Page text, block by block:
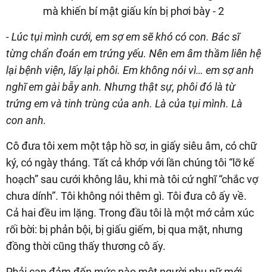
- Lúc tụi mình cưới, em sợ em sẽ khó có con. Bác sĩ
từng chẩn đoán em trứng yếu. Nên em âm thầm liên hệ
lại bệnh viện, lấy lại phôi. Em không nói vì… em sợ anh
nghĩ em gài bẫy anh. Nhưng thật sự, phôi đó là từ
trứng em và tinh trùng của anh. Là của tụi mình. Là
con anh.
Cô đưa tôi xem một tập hồ sơ, in giấy siêu âm, có chữ
ký, có ngày tháng. Tất cả khớp với lần chúng tôi “lỡ kế
hoạch” sau cưới không lâu, khi mà tôi cứ nghĩ “chắc vợ
chưa dính”. Tôi không nói thêm gì. Tôi đưa cô ấy về.
Cả hai đều im lặng. Trong đầu tôi là một mớ cảm xúc
rối bời: bị phản bội, bị giấu giếm, bị qua mặt, nhưng
đồng thời cũng thấy thương cô ấy.